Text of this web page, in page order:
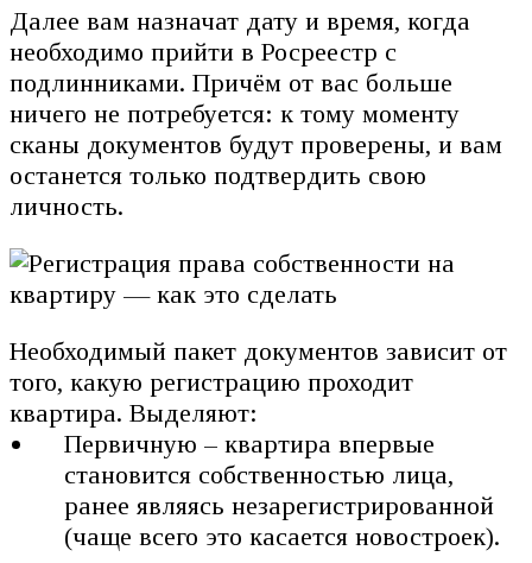
Далее вам назначат дату и время, когда
необходимо прийти в Росреестр с
подлинниками. Причём от вас больше
ничего не потребуется: к тому моменту
сканы документов будут проверены, и вам
останется только подтвердить свою
личность.
Необходимый пакет документов зависит от
того, какую регистрацию проходит
квартира. Выделяют:
Первичную – квартира впервые
становится собственностью лица,
ранее являясь незарегистрированной
(чаще всего это касается новостроек).